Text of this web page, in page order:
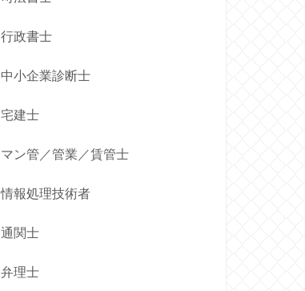
行政書士
中小企業診断士
宅建士
マン管／管業／賃管士
情報処理技術者
通関士
弁理士